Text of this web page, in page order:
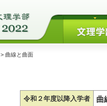
> 曲線と曲面
令和２年度以降入学者 曲